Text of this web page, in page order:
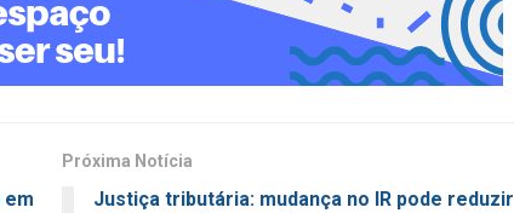
em
Próxima Notícia
Justiça tributária: mudança no IR pode reduzir